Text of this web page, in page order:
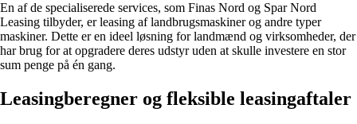
En af de specialiserede services, som Finas Nord og Spar Nord
Leasing tilbyder, er leasing af landbrugsmaskiner og andre typer
maskiner. Dette er en ideel løsning for landmænd og virksomheder, der
har brug for at opgradere deres udstyr uden at skulle investere en stor
sum penge på én gang.
Leasingberegner og fleksible leasingaftaler